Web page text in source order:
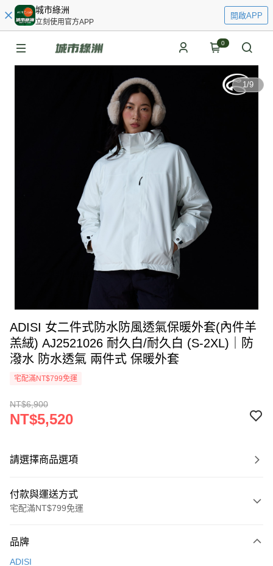
城市綠洲
立刻使用官方APP
開啟APP
0
1/9
ADISI 女二件式防水防風透氣保暖外套(內件羊
羔絨) AJ2521026 耐久白/耐久白 (S-2XL)｜防
潑水 防水透氣 兩件式 保暖外套
宅配滿NT$799免運
NT$6,900
NT$5,520
請選擇商品選項
付款與運送方式
宅配滿NT$799免運
信用卡一次付款
品牌
ADISI